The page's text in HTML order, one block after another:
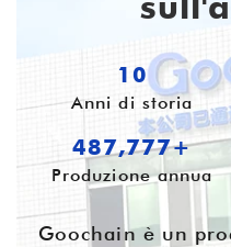
10
Anni di storia
626,381+
Produzione annua
Goochain è un